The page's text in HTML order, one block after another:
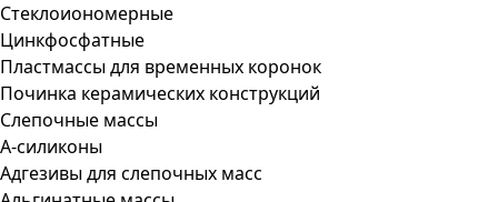
Стеклоиономерные
Цинкфосфатные
Пластмассы для временных коронок
Починка керамических конструкций
Слепочные массы
А-силиконы
Адгезивы для слепочных масс